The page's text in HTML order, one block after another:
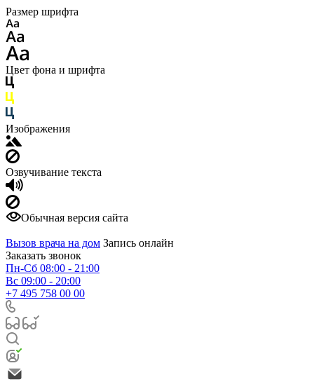
Размер шрифта
Цвет фона и шрифта
Изображения
Озвучивание текста
Обычная версия сайта
Вызов врача на дом Запись онлайн
Заказать звонок
Пн-Сб 08:00 - 21:00
Вс 09:00 - 20:00
+7 495 758 00 00